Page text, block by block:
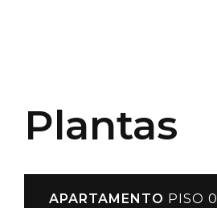
Plantas
APARTAMENTO PISO 0